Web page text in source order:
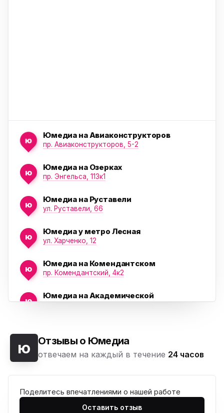
ю
Юмедиа на Авиаконструкторов
пр. Авиаконструкторов, 5-2
ю
Юмедиа на Озерках
пр. Энгельса, 113к1
ю
Юмедиа на Руставели
ул. Руставели, 66
ю
Юмедиа у метро Лесная
ул. Харченко, 12
ю
Юмедиа на Комендантском
пр. Комендантский, 4к2
ю
Юмедиа на Академической
ю Морская набережная, 35
ю
Юмедиа на Наставников
ю
Юмедиа на Дыбенко
ю Отзывы о Юмедиа
отвечаем на каждый в течение 24 часов
Поделитесь впечатлениями о нашей работе
Оставить отзыв